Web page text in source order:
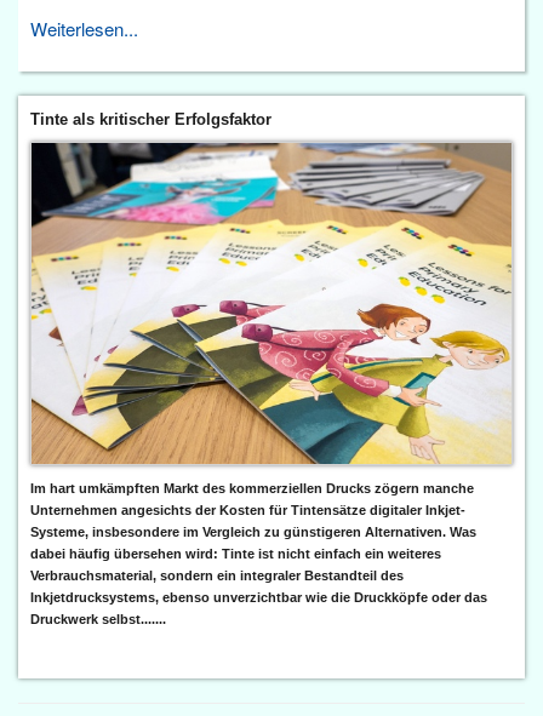
Weiterlesen...
Tinte als kritischer Erfolgsfaktor
Im hart umkämpften Markt des kommerziellen Drucks zögern manche
Unternehmen angesichts der Kosten für Tintensätze digitaler Inkjet-
Systeme, insbesondere im Vergleich zu günstigeren Alternativen. Was
dabei häufig übersehen wird: Tinte ist nicht einfach ein weiteres
Verbrauchsmaterial, sondern ein integraler Bestandteil des
Inkjetdrucksystems, ebenso unverzichtbar wie die Druckköpfe oder das
Druckwerk selbst.......